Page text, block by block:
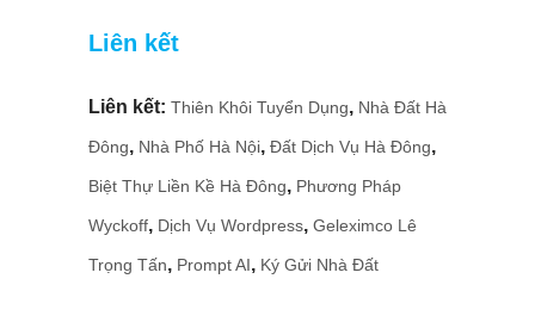
Liên kết
Liên kết: Thiên Khôi Tuyển Dụng, Nhà Đất Hà
Đông, Nhà Phố Hà Nội, Đất Dịch Vụ Hà Đông,
Biệt Thự Liền Kề Hà Đông, Phương Pháp
Wyckoff, Dịch Vụ Wordpress, Geleximco Lê
Trọng Tấn, Prompt AI, Ký Gửi Nhà Đất